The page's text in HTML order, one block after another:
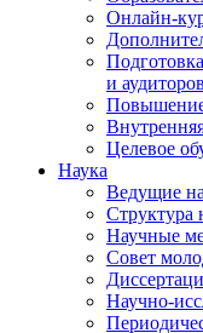
Онлайн-
и аудиторов
Целевое
Наука
Ведущие
Структура
Научные
Совет
Научно-